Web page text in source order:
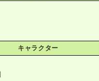
キャラクター